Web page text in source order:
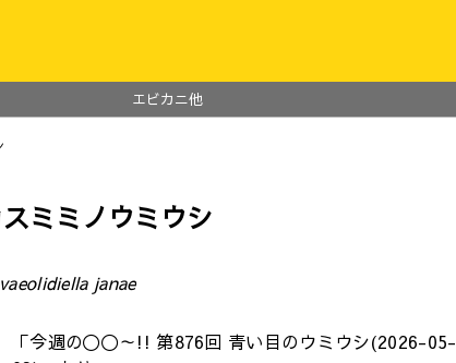
エビカニ他
ミミノウミウシ
janae
「今週の〇〇～!! 第876回 青い目のウミウシ(2026-05-